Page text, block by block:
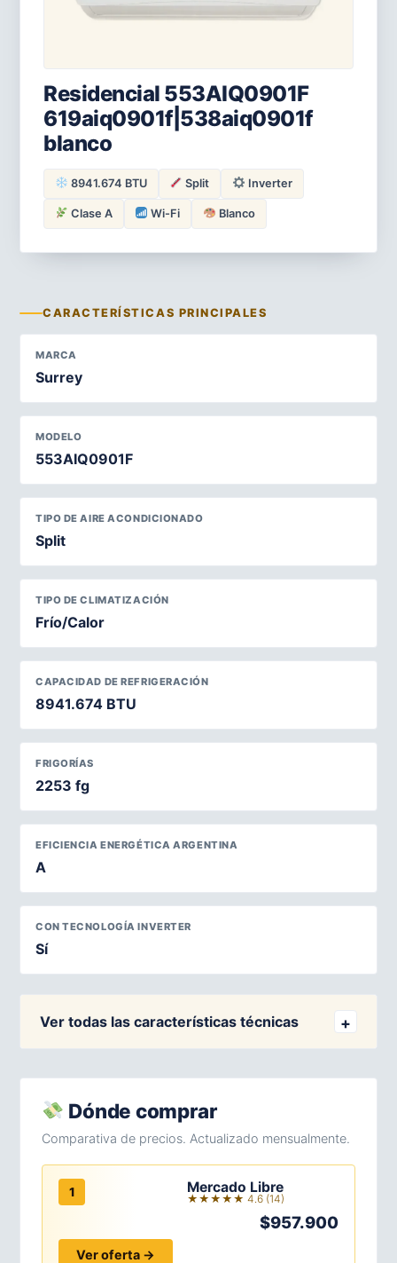
Residencial 553AIQ0901F
619aiq0901f|538aiq0901f
blanco
8941.674 BTU Split Inverter
Clase A Wi-Fi Blanco
CARACTERÍSTICAS PRINCIPALES
MARCA
Surrey
MODELO
553AIQ0901F
TIPO DE AIRE ACONDICIONADO
Split
TIPO DE CLIMATIZACIÓN
Frío/Calor
CAPACIDAD DE REFRIGERACIÓN
8941.674 BTU
FRIGORÍAS
2253 fg
EFICIENCIA ENERGÉTICA ARGENTINA
A
CON TECNOLOGÍA INVERTER
Sí
Ver todas las características técnicas
Dónde comprar
Comparativa de precios. Actualizado mensualmente.
1 Mercado Libre
★★★★★ 4.6 (14)
$957.900
Ver oferta →